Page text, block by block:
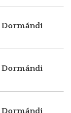
Dormándi
Dormándi
Dormándi